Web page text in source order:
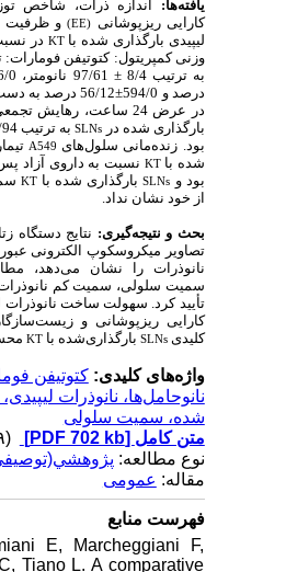
یافته‌ها: اندازه ذرات، شاخص
کارایی ریزپوشانی(EE) و ظرفیت
لیپیدیبارگذاری شده با KTدرنسبت 1
وزنی کمپریتول: کتوتیفن فومارات: تویین 80:
درصد و 594/0±56/12 درصد به دست آمد.
در عرض 24 ساعت، رهایش تجمعی
بارگذاری شده درSLNs
بود. زنده‌مانی سلول‌هایA549تیمار
شده با KT
بود و SLNsبارگذاری شده با KT
از خود نشان نداد.
بحث و نتیجه‌گیری:نتایج دستگاه
تصاویر میکروسکوپ الکترونی
نانوذرات را نشان می‌دهد،
سمیت سلولی، سمیت کم نانوذرات
تأیید کرد. سهولت ساخت نانوذرات
کارایی ریزپوشانی و
کلیدیSLNsبارگذاری‌شده با KT
واژه‌های کلیدی:کتوتیفن
نانوحامل‌ها، نانوذرات
شده، سمیت سلولی
متن کامل[PDF 702 kb]
نوع مطالعه:پژوهشي(توصیفی-
مقاله:عمومى
فهرست منابع
E, Marcheggiani F,
C, Tiano L. A comparative